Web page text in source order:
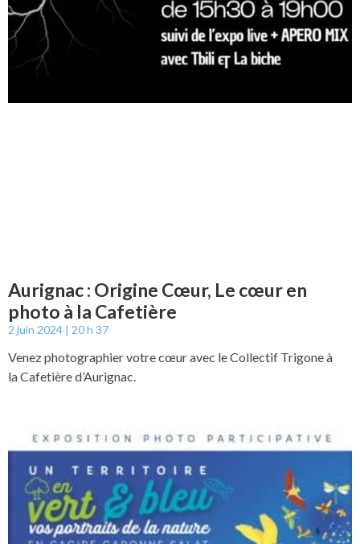
Aurignac : Origine Cœur, Le cœur en
photo à la Cafetière
2 juin 2024 20 h 37
Venez photographier votre cœur avec le Collectif Trigone à
la Cafetière d’Aurignac.